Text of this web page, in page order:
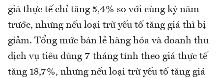
giá thực tế chỉ tăng 5,4% so với cùng kỳ năm
trước, nhưng nếu loại trừ yếu tố tăng giá thì bị
giảm. Tổng mức bán lẻ hàng hóa và doanh thu
dịch vụ tiêu dùng 7 tháng tính theo giá thực tế
tăng 18,7%, nhưng nếu loại trừ yếu tố tăng giá